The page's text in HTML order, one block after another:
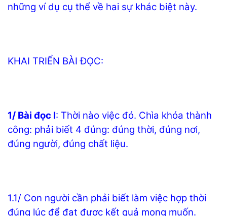
những ví dụ cụ thể về hai sự khác biệt này.
KHAI TRIỂN BÀI ĐỌC:
1/ Bài đọc I: Thời nào việc đó. Chìa khóa thành
công: phải biết 4 đúng: đúng thời, đúng nơi,
đúng người, đúng chất liệu.
1.1/ Con người cần phải biết làm việc hợp thời
đúng lúc để đạt được kết quả mong muốn.